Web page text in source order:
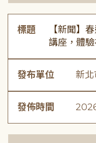
標題
【新聞】
講座，體
發布單位 新北
發佈時間